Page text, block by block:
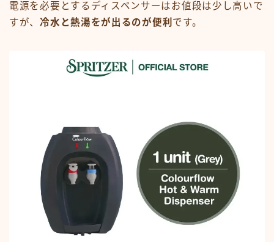
電源を必要とするディスペンサーはお値段は少し高いで
すが、冷水と熱湯をが出るのが便利 です。